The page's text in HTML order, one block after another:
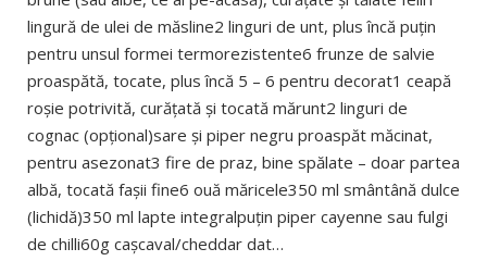
lingură de ulei de măsline2 linguri de unt, plus încă puțin
pentru unsul formei termorezistente6 frunze de salvie
proaspătă, tocate, plus încă 5 – 6 pentru decorat1 ceapă
roșie potrivită, curățată și tocată mărunt2 linguri de
cognac (opțional)sare și piper negru proaspăt măcinat,
pentru asezonat3 fire de praz, bine spălate – doar partea
albă, tocată fașii fine6 ouă măricele350 ml smântână dulce
(lichidă)350 ml lapte integralpuțin piper cayenne sau fulgi
de chilli60g cașcaval/cheddar dat…